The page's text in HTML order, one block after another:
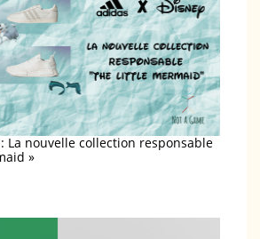
La nouvelle collection responsable
»